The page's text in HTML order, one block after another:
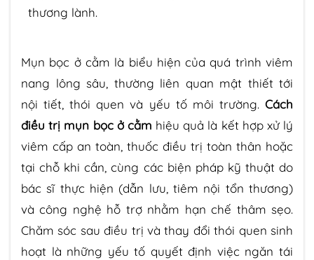
thương lành.
Mụn bọc ở cằm là biểu hiện của quá trình viêm
nang lông sâu, thường liên quan mật thiết tới
nội tiết, thói quen và yếu tố môi trường. Cách
điều trị mụn bọc ở cằm hiệu quả là kết hợp xử lý
viêm cấp an toàn, thuốc điều trị toàn thân hoặc
tại chỗ khi cần, cùng các biện pháp kỹ thuật do
bác sĩ thực hiện (dẫn lưu, tiêm nội tổn thương)
và công nghệ hỗ trợ nhằm hạn chế thâm sẹo.
Chăm sóc sau điều trị và thay đổi thói quen sinh
hoạt là những yếu tố quyết định việc ngăn tái